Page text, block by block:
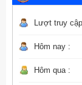
Lượt truy
Hôm nay :
Hôm qua :